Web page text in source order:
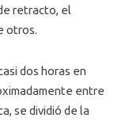
retracto, el
otros.
dos horas en
entre
se dividió de la